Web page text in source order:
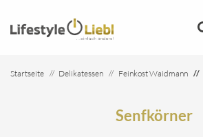
Startseite Delikatessen Feinkost Waidmann
Senfkörner